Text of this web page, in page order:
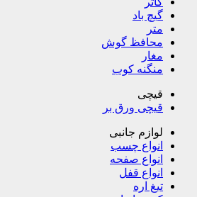
گیچ باد
متر
محافظ گوش
مغار
منگنه کوب
قیچی
قیچی ورق بر
لوازم جانبی
انواع چسب
انواع صفحه
انواع قفل
تیغ اره